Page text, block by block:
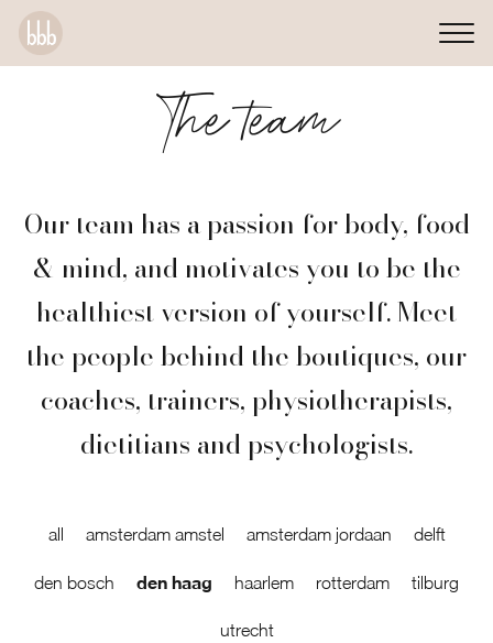
The team
Our team has a passion for body, food
& mind, and motivates you to be the
healthiest version of yourself. Meet
the people behind the boutiques, our
coaches, trainers, physiotherapists,
dietitians and psychologists.
all amsterdam amstel amsterdam jordaan delft
den bosch den haag haarlem rotterdam tilburg
utrecht